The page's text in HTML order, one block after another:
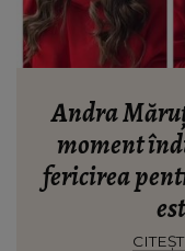
Andra
moment
fericirea